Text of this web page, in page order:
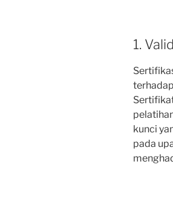
1.
kunci
pada